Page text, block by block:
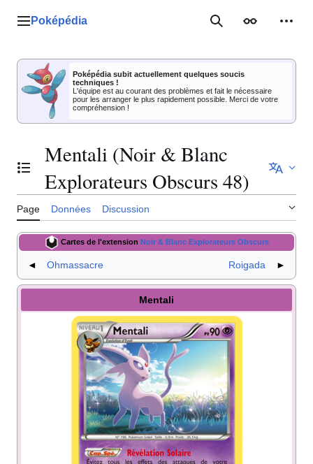
Menu principal
Poképédia RechercherApparence
Poképédia subit actuellement quelques soucis
techniques !
L'équipe est au courant des problèmes et fait le nécessaire
pour les arranger le plus rapidement possible. Merci de votre
compréhension !
Basculer la table des matières
Mentali (Noir & Blanc
Explorateurs Obscurs 48)
Page Données Discussion
Cartes de l'extension Noir & Blanc Explorateurs Obscurs
◄ Ohmassacre Roigada ►
Mentali